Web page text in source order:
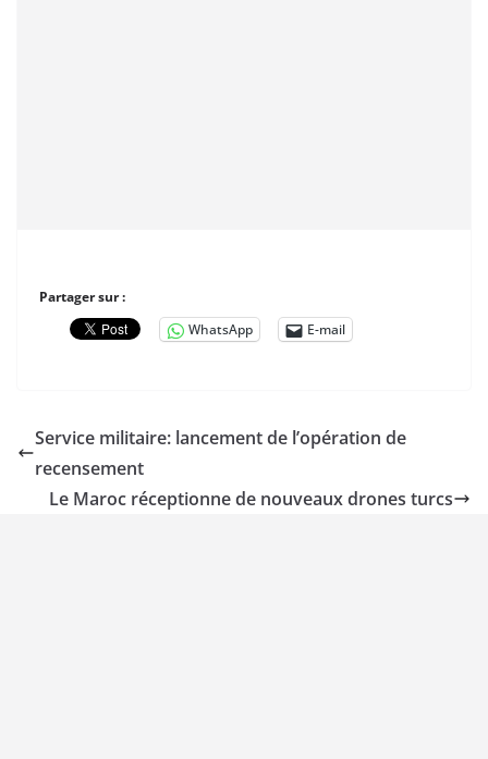
Partager sur :
WhatsApp
E-mail
Service militaire: lancement de l’opération de
recensement
Le Maroc réceptionne de nouveaux drones turcs